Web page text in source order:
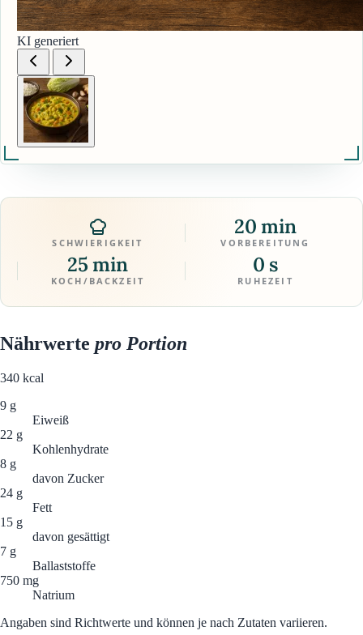
KI generiert
SCHWIERIGKEIT
20 min
VORBEREITUNG
25 min
KOCH/BACKZEIT
0 s
RUHEZEIT
Nährwerte pro Portion
340 kcal
9 g
Eiweiß
22 g
Kohlenhydrate
8 g
davon Zucker
24 g
Fett
15 g
davon gesättigt
7 g
Ballaststoffe
750 mg
Natrium
Angaben sind Richtwerte und können je nach Zutaten variieren.